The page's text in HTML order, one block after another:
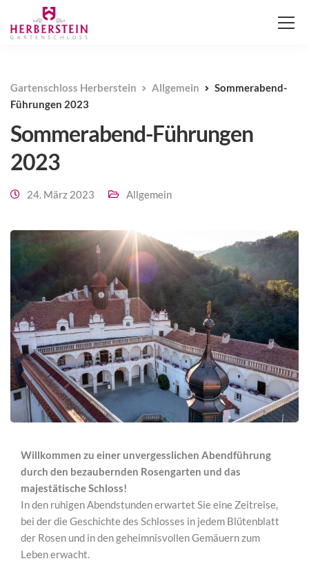
Gartenschloss Herberstein Allgemein
Sommerabend-
Führungen 2023
Sommerabend-Führungen
2023
24. März 2023 Allgemein
Willkommen zu einer unvergesslichen Abendführung
durch den bezaubernden Rosengarten und das
majestätische Schloss!
In den ruhigen Abendstunden erwartet Sie eine Zeitreise,
bei der die Geschichte des Schlosses in jedem Blütenblatt
der Rosen und in den geheimnisvollen Gemäuern zum
Leben erwacht.